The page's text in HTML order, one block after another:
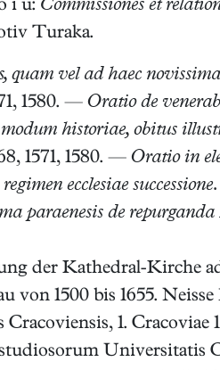
i u: Commissiones et
Turaka.
quam vel ad haec
1580. — Oratio de
historiae, obitus
1571, 1580. — Oratio in
ecclesiae successione.
paraenesis de repurganda
der Kathedral-Kirche
von 1500 bis 1655.
1. Cracoviae
Universitatis